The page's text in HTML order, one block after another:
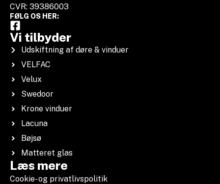
CVR: 39386003
FØLG OS HER:
Vi tilbyder
Udskiftning af døre & vinduer
VELFAC
Velux
Swedoor
Krone vinduer
Lacuna
Bøjsø
Matteret glas
Læs mere
Cookie- og privatlivspolitik